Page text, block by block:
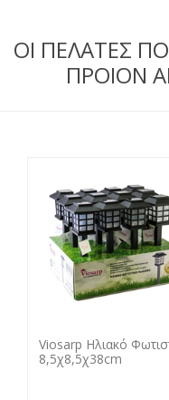
ΟΙ ΠΕΛΑΤΕΣ
ΠΡΟΙΟΝ
Viosarp Ηλιακό
8,5χ8,5χ38cm